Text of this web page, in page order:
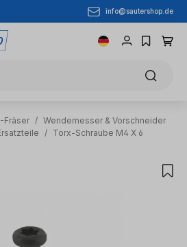
info@sautershop.de
Fräser / Wendemesser & Vorschneider
/ Torx-Schraube M4 X 6